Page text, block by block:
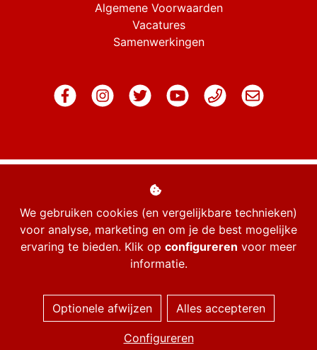
We gebruiken cookies (en vergelijkbare technieken)
voor analyse, marketing en om je de best mogelijke
ervaring te bieden. Klik op configureren voor meer
informatie.
Optionele afwijzen Alles accepteren
Configureren
Algemene Voorwaarden
Vacatures
Samenwerkingen
Managed hosting
Webshopontwikkeling